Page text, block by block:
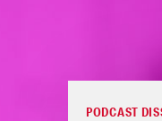
PODCAST